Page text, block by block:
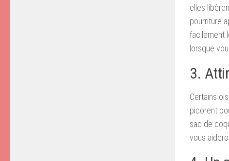
elles
pourriture
facilement
lorsque
3.
Certains
picorent
sac de
vous